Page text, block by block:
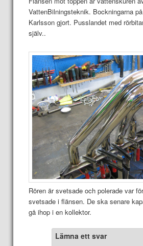
VattenBilningsteknik. Bockningarna
Karlsson gjort. Pusslandet med
själv..
Rören är svetsade och polerade var
svetsade i flänsen. De ska senare
gå ihop i en kollektor.
Lämna ett svar